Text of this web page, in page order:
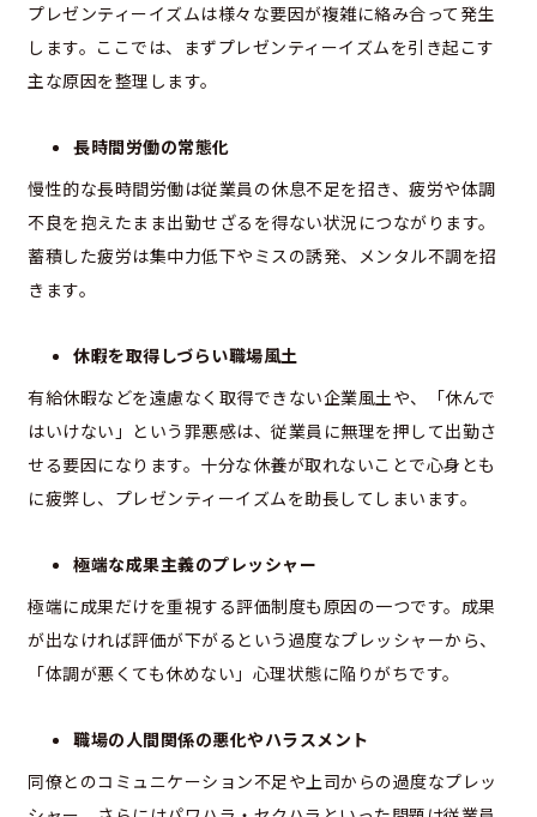
プレゼンティーイズムは様々な要因が複雑に絡み合って発生
します。ここでは、まずプレゼンティーイズムを引き起こす
主な原因を整理します。
長時間労働の常態化
慢性的な長時間労働は従業員の休息不足を招き、疲労や体調
不良を抱えたまま出勤せざるを得ない状況につながります。
蓄積した疲労は集中力低下やミスの誘発、メンタル不調を招
きます。
休暇を取得しづらい職場風土
有給休暇などを遠慮なく取得できない企業風土や、「休んで
はいけない」という罪悪感は、従業員に無理を押して出勤さ
せる要因になります。十分な休養が取れないことで心身とも
に疲弊し、プレゼンティーイズムを助長してしまいます。
極端な成果主義のプレッシャー
極端に成果だけを重視する評価制度も原因の一つです。成果
が出なければ評価が下がるという過度なプレッシャーから、
「体調が悪くても休めない」心理状態に陥りがちです。
職場の人間関係の悪化やハラスメント
同僚とのコミュニケーション不足や上司からの過度なプレッ